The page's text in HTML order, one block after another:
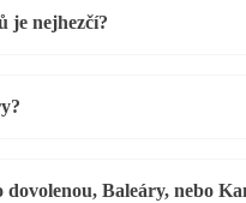
je nejhezčí?
Baleáry, nebo